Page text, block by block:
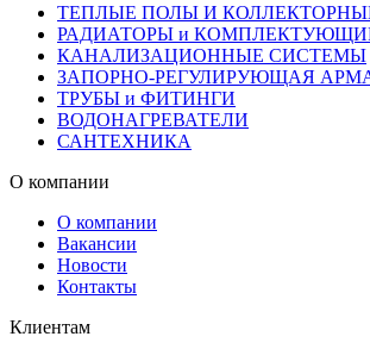
ТЕПЛЫЕ ПОЛЫ И
РАДИАТОРЫ и
КАНАЛИЗАЦИОННЫЕ СИСТЕМЫ
ЗАПОРНО-РЕГУЛИРУЮЩАЯ
ТРУБЫ и ФИТИНГИ
ВОДОНАГРЕВАТЕЛИ
САНТЕХНИКА
О компании
О компании
Вакансии
Новости
Контакты
Клиентам